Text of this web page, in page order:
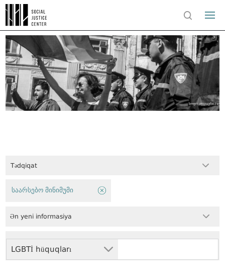
Tədqiqat
LGBTİ hüquqları
საარსებო მინიმუმი
Ən yeni informasiya